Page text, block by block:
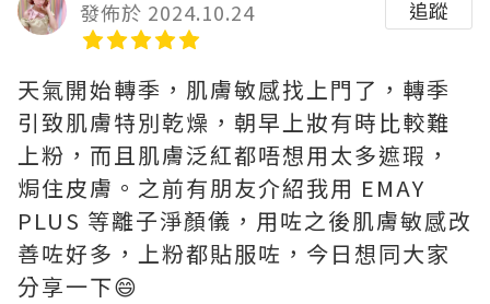
發佈於 2024.10.24
追蹤
天氣開始轉季，肌膚敏感找上門了，轉季
引致肌膚特別乾燥，朝早上妝有時比較難
上粉，而且肌膚泛紅都唔想用太多遮瑕，
焗住皮膚。之前有朋友介紹我用 EMAY
PLUS 等離⼦淨顏儀，用咗之後肌膚敏感改
善咗好多，上粉都貼服咗，今日想同大家
分享一下😄